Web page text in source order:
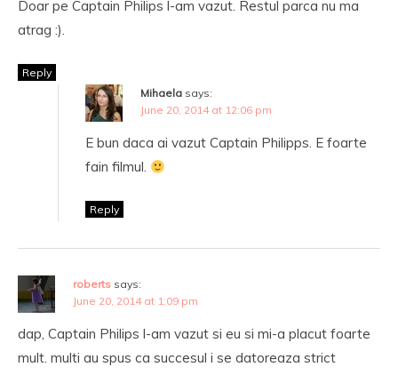
Doar pe Captain Philips l-am vazut. Restul parca nu ma
atrag :).
Reply
Mihaela says:
June 20, 2014 at 12:06 pm
E bun daca ai vazut Captain Philipps. E foarte
fain filmul.
Reply
roberts says:
June 20, 2014 at 1:09 pm
dap, Captain Philips l-am vazut si eu si mi-a placut foarte
mult. multi au spus ca succesul i se datoreaza strict